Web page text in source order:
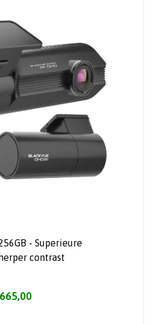
- Superieure
contrast